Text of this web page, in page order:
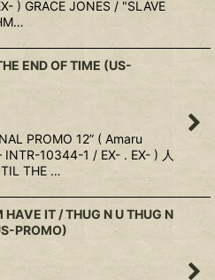
) GRACE JONES / "SLAVE
END OF TIME (US-
PROMO 12” ( Amaru
INTR-10344-1 / EX- . EX- ) 人
THE …
HAVE IT / THUG N U THUG N
PROMO)